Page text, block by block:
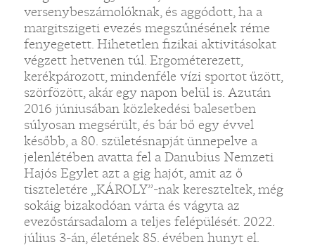
versenybeszámolóknak, és aggódott, ha a
margitszigeti evezés megszűnésének réme
fenyegetett. Hihetetlen fizikai aktivitásokat
végzett hetvenen túl. Ergométerezett,
kerékpározott, mindenféle vízi sportot űzött,
szörfözött, akár egy napon belül is. Azután
2016 júniusában közlekedési balesetben
súlyosan megsérült, és bár bő egy évvel
később, a 80. születésnapját ünnepelve a
jelenlétében avatta fel a Danubius Nemzeti
Hajós Egylet azt a gig hajót, amit az ő
tiszteletére „KÁROLY”-nak kereszteltek, még
sokáig bizakodóan várta és vágyta az
evezőstársadalom a teljes felépülését. 2022.
július 3-án, életének 85. évében hunyt el.